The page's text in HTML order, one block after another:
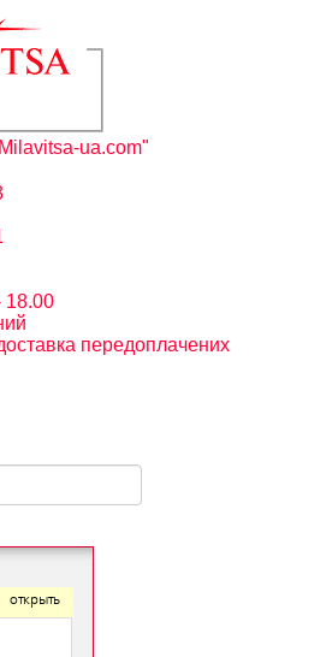
ua.com"
18.00
передоплачених
открыть